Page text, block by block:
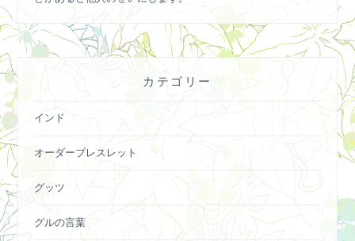
カテゴリー
インド
オーダーブレスレット
グッツ
グルの言葉